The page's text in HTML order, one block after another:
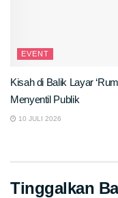
EVENT
Kisah di Balik Layar
Menyentil Publik
10 JULI 2026
Tinggalkan